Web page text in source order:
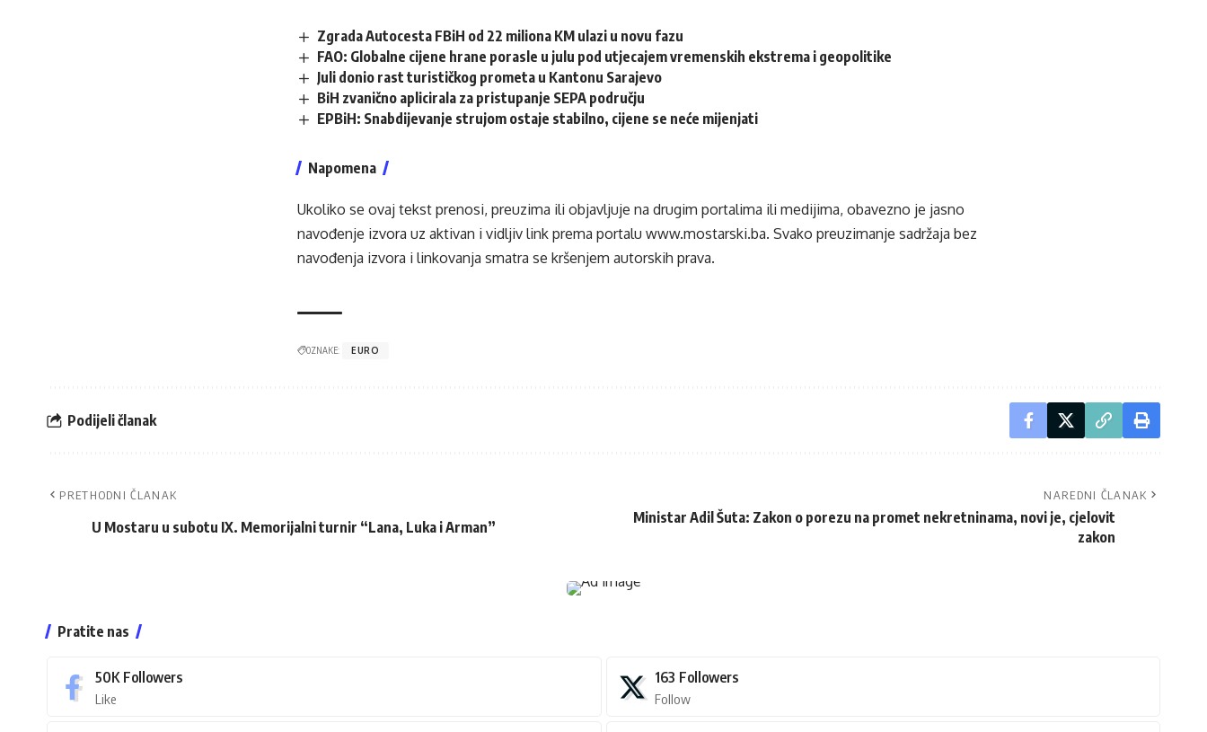
Zgrada Autocesta FBiH od 22 miliona KM ulazi u novu fazu
FAO: Globalne cijene hrane porasle u julu pod utjecajem vremenskih ekstrema i geopolitike
Juli donio rast turističkog prometa u Kantonu Sarajevo
BiH zvanično aplicirala za pristupanje SEPA području
EPBiH: Snabdijevanje strujom ostaje stabilno, cijene se neće mijenjati
Napomena
Ukoliko se ovaj tekst prenosi, preuzima ili objavljuje na drugim portalima ili medijima, obavezno je jasno
navođenje izvora uz aktivan i vidljiv link prema portalu www.mostarski.ba. Svako preuzimanje sadržaja bez
navođenja izvora i linkovanja smatra se kršenjem autorskih prava.
OZNAKE: EURO
Podijeli članak
PRETHODNI ČLANAK
U Mostaru u subotu IX. Memorijalni turnir “Lana, Luka i Arman”
NAREDNI ČLANAK
Ministar Adil Šuta: Zakon o porezu na promet nekretninama, novi je, cjelovit
zakon
Pratite nas
50K Followers
Like
163 Followers
Follow